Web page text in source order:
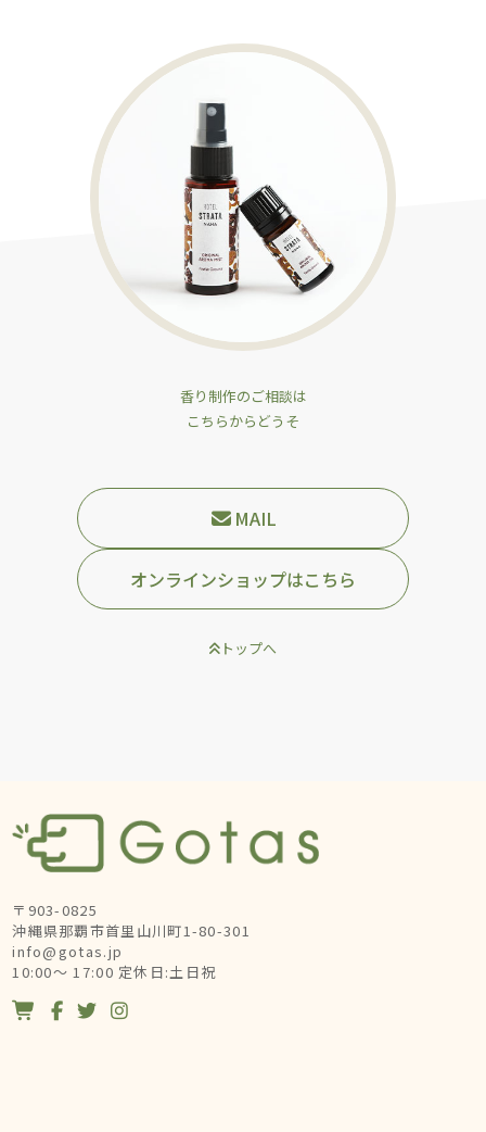
香り制作のご相談は
こちらからどうそ
MAIL
オンラインショップはこちら
トップへ
〒903-0825
沖縄県那覇市首里山川町1-80-301
info@gotas.jp
10:00～ 17:00 定休日:土日祝
   